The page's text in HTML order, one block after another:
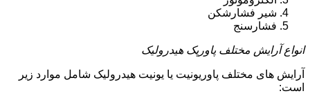
شیر فشارشکن
فشارسنج
انواع آرایش مختلف پاورپک هیدرولیک
آرایش های مختلف پاوریونیت یا یونیت هیدرولیک شامل موارد زیر
است: